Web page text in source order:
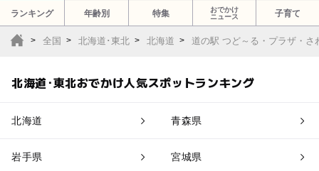
ランキング 年齢別 特集
おでかけ
ニュース
子育て
全国 北海道･東北 北海道 道の駅 つど～る・プラザ・さ
北海道･東北おでかけ人気スポットランキング
北海道 青森県
岩手県 宮城県